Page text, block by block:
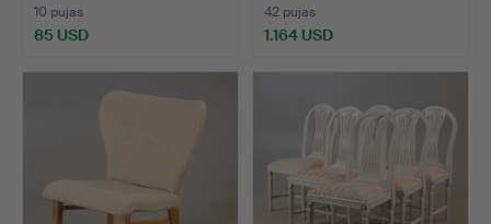
10 pujas
85 USD
42 pujas
1.164 USD